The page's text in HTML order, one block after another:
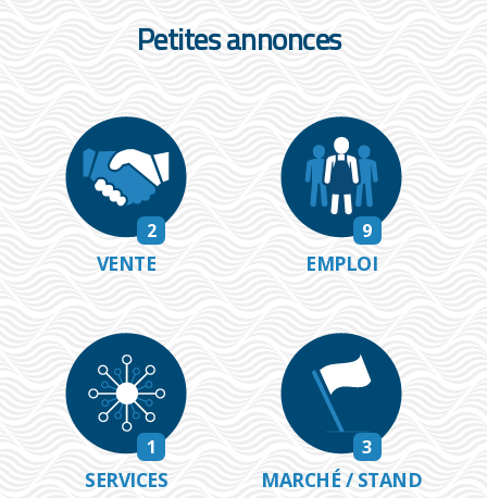
Petites annonces
2
VENTE
9
EMPLOI
1
SERVICES
3
MARCHÉ / STAND